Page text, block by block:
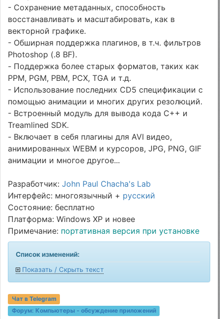
- Сохранение метаданных, способность
восстанавливать и масштабировать, как в
векторной графике.
- Обширная поддержка плагинов, в т.ч. фильтров
Photoshop (.8 BF).
- Поддержка более старых форматов, таких как
PPM, PGM, PBM, PCX, TGA и т.д.
- Использование последних CD5 спецификации с
помощью анимации и многих других резолюций.
- Встроенный модуль для вывода кода C++ и
Treamlined SDK.
- Включает в себя плагины для AVI видео,
анимированных WEBM и курсоров, JPG, PNG, GIF
анимации и многое другое...
Разработчик:John Paul Chacha's Lab
Интерфейс: многоязычный + русский
Состояние: бесплатно
Платформа: Windows XP и новее
Примечание: портативная версия при установке
Список изменений:
Показать / Скрыть текст
Чат в Telegram
Форум: Компьютеры - обсуждение приложений